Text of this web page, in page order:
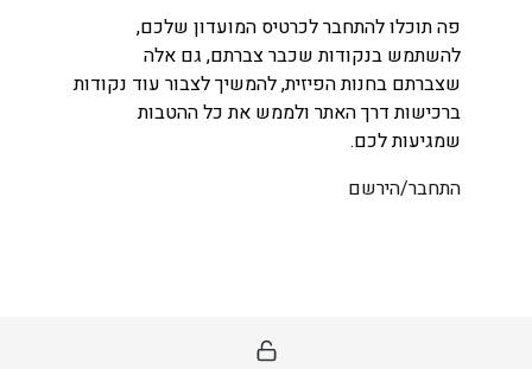
פה תוכלו להתחבר לכרטיס המועדון שלכם,
להשתמש בנקודות שכבר צברתם, גם אלה
שצברתם בחנות הפיזית, להמשיך לצבור עוד נקודות
ברכישות דרך האתר ולממש את כל ההטבות
שמגיעות לכם.
התחבר/הירשם